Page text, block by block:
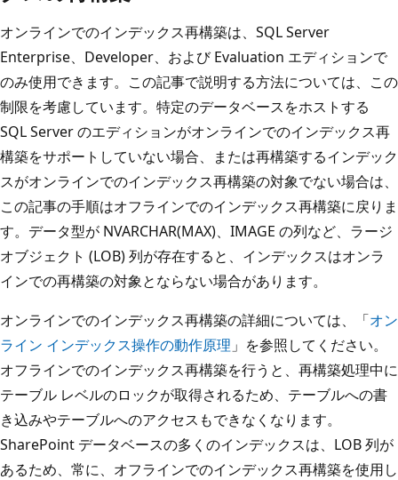
オンラインでのインデックス再構築は、SQL Server
Enterprise、Developer、および Evaluation エディションで
のみ使用できます。この記事で説明する方法については、この
制限を考慮しています。特定のデータベースをホストする
SQL Server のエディションがオンラインでのインデックス再
構築をサポートしていない場合、または再構築するインデック
スがオンラインでのインデックス再構築の対象でない場合は、
この記事の手順はオフラインでのインデックス再構築に戻りま
す。データ型が NVARCHAR(MAX)、IMAGE の列など、ラージ
オブジェクト (LOB) 列が存在すると、インデックスはオンラ
インでの再構築の対象とならない場合があります。
オンラインでのインデックス再構築の詳細については、「オン
ライン インデックス操作の動作原理 」を参照してください。
オフラインでのインデックス再構築を行うと、再構築処理中に
テーブル レベルのロックが取得されるため、テーブルへの書
き込みやテーブルへのアクセスもできなくなります。
SharePoint データベースの多くのインデックスは、LOB 列が
あるため、常に、オフラインでのインデックス再構築を使用し